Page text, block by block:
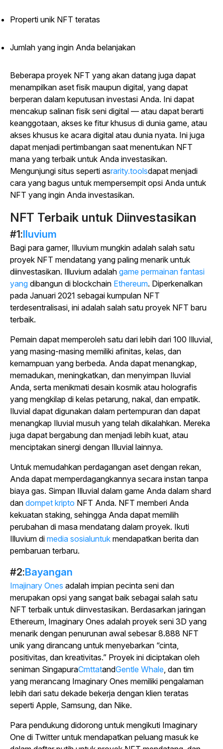
Properti unik NFT teratas
Jumlah yang ingin Anda belanjakan
Beberapa proyek NFT yang akan datang juga dapat
menampilkan aset fisik maupun digital, yang dapat
berperan dalam keputusan investasi Anda. Ini dapat
mencakup salinan fisik seni digital — atau dapat berarti
keanggotaan, akses ke fitur khusus di dunia game, atau
akses khusus ke acara digital atau dunia nyata. Ini juga
dapat menjadi pertimbangan saat menentukan NFT
mana yang terbaik untuk Anda investasikan.
Mengunjungi situs seperti asrarity.toolsdapat menjadi
cara yang bagus untuk mempersempit opsi Anda untuk
NFT yang ingin Anda investasikan.
NFT Terbaik untuk Diinvestasikan
#1:Iluvium
Bagi para gamer, Illuvium mungkin adalah salah satu
proyek NFT mendatang yang paling menarik untuk
diinvestasikan. Illuvium adalah game permainan fantasi
yang dibangun di blockchain Ethereum. Diperkenalkan
pada Januari 2021 sebagai kumpulan NFT
terdesentralisasi, ini adalah salah satu proyek NFT baru
terbaik.
Pemain dapat memperoleh satu dari lebih dari 100 Illuvial,
yang masing-masing memiliki afinitas, kelas, dan
kemampuan yang berbeda. Anda dapat menangkap,
memadukan, meningkatkan, dan menyimpan Iluvial
Anda, serta menikmati desain kosmik atau holografis
yang mengkilap di kelas petarung, nakal, dan empatik.
Iluvial dapat digunakan dalam pertempuran dan dapat
menangkap Iluvial musuh yang telah dikalahkan. Mereka
juga dapat bergabung dan menjadi lebih kuat, atau
menciptakan sinergi dengan Illuvial lainnya.
Untuk memudahkan perdagangan aset dengan rekan,
Anda dapat memperdagangkannya secara instan tanpa
biaya gas. Simpan Illuvial dalam game Anda dalam shard
dan dompet kripto NFT Anda. NFT memberi Anda
kekuatan staking, sehingga Anda dapat memilih
perubahan di masa mendatang dalam proyek. Ikuti
Illuvium di media sosialuntuk mendapatkan berita dan
pembaruan terbaru.
#2:Bayangan
Imajinary Ones adalah impian pecinta seni dan
merupakan opsi yang sangat baik sebagai salah satu
NFT terbaik untuk diinvestasikan. Berdasarkan jaringan
Ethereum, Imaginary Ones adalah proyek seni 3D yang
menarik dengan penurunan awal sebesar 8.888 NFT
unik yang dirancang untuk menyebarkan “cinta,
positivitas, dan kreativitas.” Proyek ini diciptakan oleh
seniman SingapuraCmttatandGentle Whale, dan tim
yang merancang Imaginary Ones memiliki pengalaman
lebih dari satu dekade bekerja dengan klien teratas
seperti Apple, Samsung, dan Nike.
Para pendukung didorong untuk mengikuti Imaginary
One di Twitter untuk mendapatkan peluang masuk ke